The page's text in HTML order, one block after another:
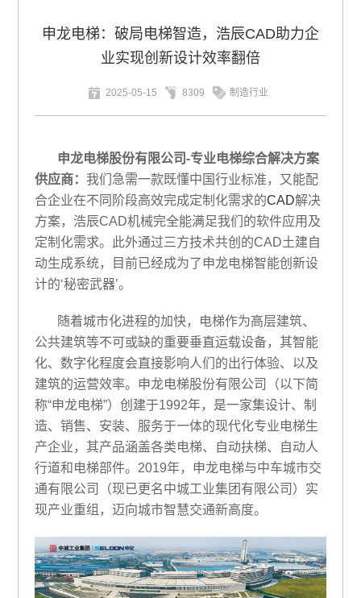
申龙电梯：破局电梯智造，浩辰CAD助力企
业实现创新设计效率翻倍
2025-05-15 8309 制造行业
申龙电梯股份有限公司-专业电梯综合解决方案
供应商：我们急需一款既懂中国行业标准，又能配
合企业在不同阶段高效完成定制化需求的CAD解决
方案，浩辰CAD机械完全能满足我们的软件应用及
定制化需求。此外通过三方技术共创的CAD土建自
动生成系统，目前已经成为了申龙电梯智能创新设
计的‘秘密武器’。
随着城市化进程的加快，电梯作为高层建筑、
公共建筑等不可或缺的重要垂直运载设备，其智能
化、数字化程度会直接影响人们的出行体验、以及
建筑的运营效率。申龙电梯股份有限公司（以下简
称“申龙电梯”）创建于1992年，是一家集设计、制
造、销售、安装、服务于一体的现代化专业电梯生
产企业，其产品涵盖各类电梯、自动扶梯、自动人
行道和电梯部件。2019年，申龙电梯与中车城市交
通有限公司（现已更名中城工业集团有限公司）实
现产业重组，迈向城市智慧交通新高度。